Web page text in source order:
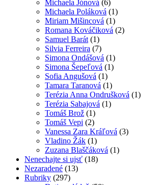
Michaela Jónová (6)
Michaela Poláková (1)
Miriam Mišincová (1)
Romana Kováčiková (2)
Samuel Barát (1)
Silvia Ferreira (7)
Simona Ondášová (1)
Simona Šepeľová (1)
Sofia Angušová (1)
Tamara Taranová (1)
Terézia Anna Ondrušková (1)
Terézia Sabajová (1)
Tomáš Brož (1)
Tomáš Vepi (2)
Vanessa Zara Kráľová (3)
Vladino Žák (1)
Zuzana Blaščáková (1)
Nenechajte si ujsť (18)
Nezaradené (13)
Rubriky (297)